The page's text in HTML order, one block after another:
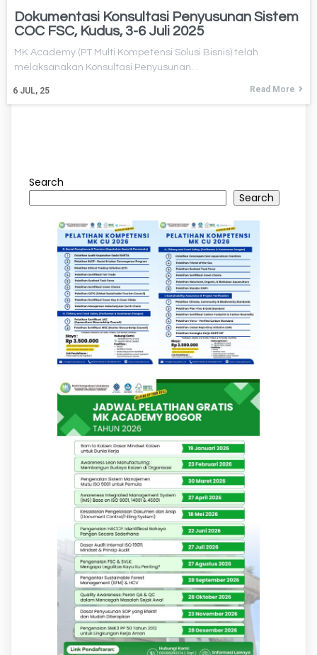
Dokumentasi Konsultasi Penyusunan Sistem
COC FSC, Kudus, 3-6 Juli 2025
6 JUL, 25
MK Academy (PT Multi Kompetensi Solusi Bisnis) telah
melaksanakan Konsultasi Penyusunan…
Read More
Search
Search